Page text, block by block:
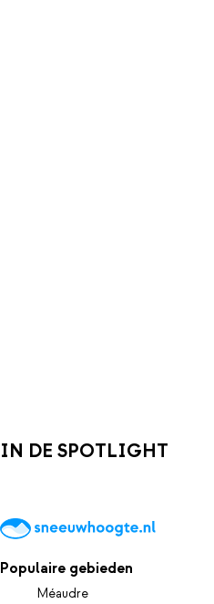
IN DE SPOTLIGHT
Populaire gebieden
Méaudre